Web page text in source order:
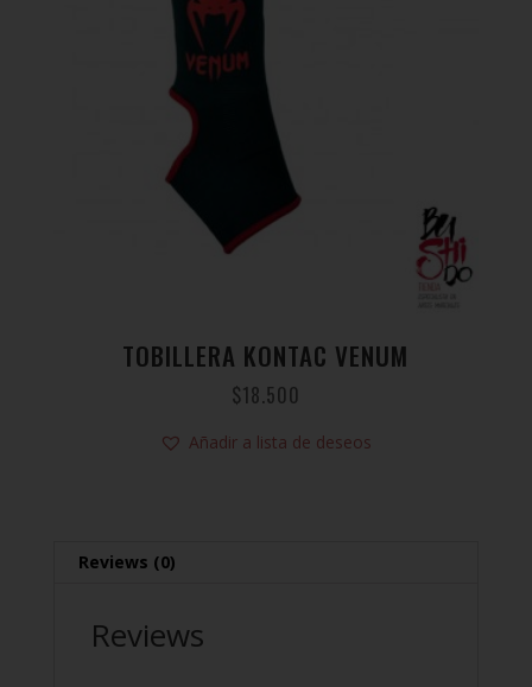
TOBILLERA KONTAC VENUM
$18.500
Añadir a lista de deseos
Reviews (0)
Reviews